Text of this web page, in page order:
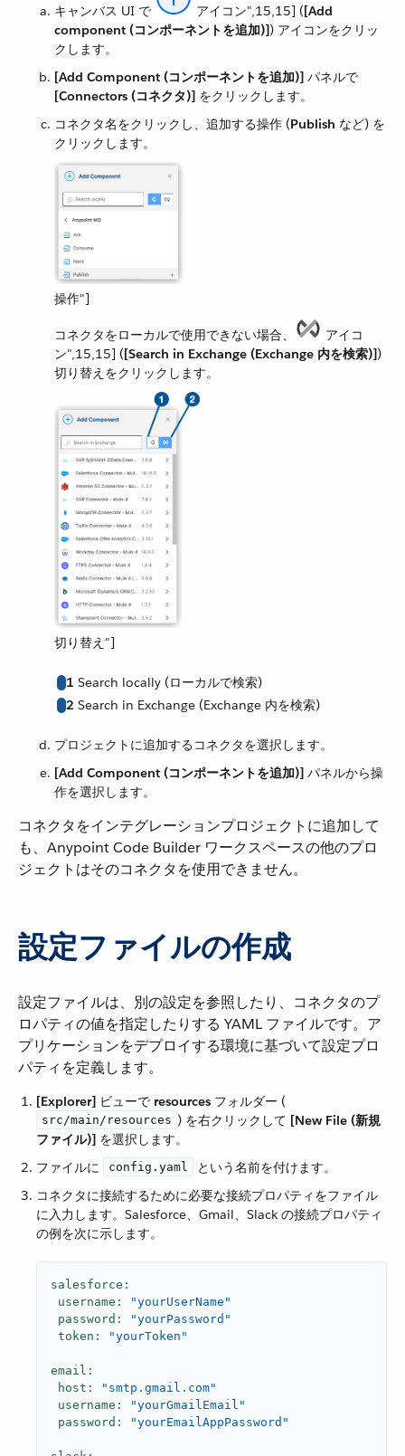
キャンバス UI で ​ アイコン",15,15]​ (​[Add
component (コンポーネントを追加)]​) アイコンをクリッ
クします。
[Add Component (コンポーネントを追加)] ​ パネルで ​
[Connectors (コネクタ)] ​ をクリックします。
コネクタ名をクリックし、追加する操作 (​Publish ​ など) を
クリックします。
操作"]
コネクタをローカルで使用できない場合、​
アイコ
ン",15,15]​ (​[Search in Exchange (Exchange 内を検索)]​)
切り替えをクリックします。
切り替え"]
1 Search locally (ローカルで検索)
2 Search in Exchange (Exchange 内を検索)
プロジェクトに追加するコネクタを選択します。
[Add Component (コンポーネントを追加)] ​ パネルから操
作を選択します。
コネクタをインテグレーションプロジェクトに追加して
も、Anypoint Code Builder ワークスペースの他のプロ
ジェクトはそのコネクタを使用できません。
設定ファイルの作成
設定ファイルは、別の設定を参照したり、コネクタのプ
ロパティの値を指定したりする YAML ファイルです。ア
プリケーションをデプロイする環境に基づいて設定プロ
パティを定義します。
[Explorer] ​ ビューで ​ resources ​ フォルダー (​
src/main/resources ​) を右クリックして ​ [New File (新規
ファイル)] ​ を選択します。
ファイルに ​
config.yaml
​ という名前を付けます。
コネクタに接続するために必要な接続プロパティをファイル
に入力します。Salesforce、Gmail、Slack の接続プロパティ
の例を次に示します。
salesforce:
username:
"yourUserName"
password:
"yourPassword"
token:
"yourToken"
email:
host:
"smtp.gmail.com"
username:
"yourGmailEmail"
password:
"yourEmailAppPassword"